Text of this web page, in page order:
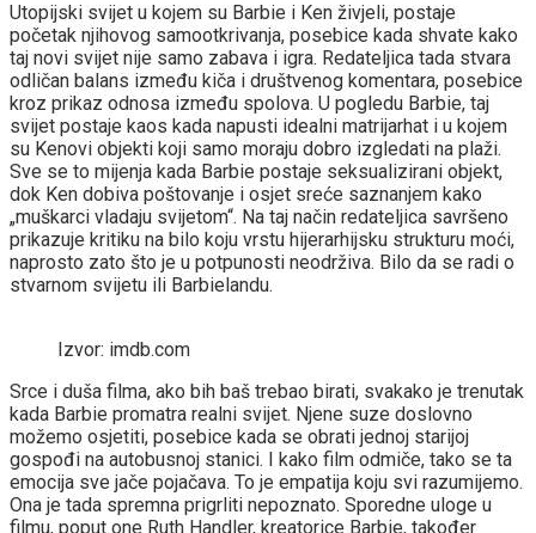
Utopijski svijet u kojem su Barbie i Ken živjeli, postaje
početak njihovog samootkrivanja, posebice kada shvate kako
taj novi svijet nije samo zabava i igra. Redateljica tada stvara
odličan balans između kiča i društvenog komentara, posebice
kroz prikaz odnosa između spolova. U pogledu Barbie, taj
svijet postaje kaos kada napusti idealni matrijarhat i u kojem
su Kenovi objekti koji samo moraju dobro izgledati na plaži.
Sve se to mijenja kada Barbie postaje seksualizirani objekt,
dok Ken dobiva poštovanje i osjet sreće saznanjem kako
„muškarci vladaju svijetom“. Na taj način redateljica savršeno
prikazuje kritiku na bilo koju vrstu hijerarhijsku strukturu moći,
naprosto zato što je u potpunosti neodrživa. Bilo da se radi o
stvarnom svijetu ili Barbielandu.
Izvor: imdb.com
Srce i duša filma, ako bih baš trebao birati, svakako je trenutak
kada Barbie promatra realni svijet. Njene suze doslovno
možemo osjetiti, posebice kada se obrati jednoj starijoj
gospođi na autobusnoj stanici. I kako film odmiče, tako se ta
emocija sve jače pojačava. To je empatija koju svi razumijemo.
Ona je tada spremna prigrliti nepoznato. Sporedne uloge u
filmu, poput one Ruth Handler, kreatorice Barbie, također